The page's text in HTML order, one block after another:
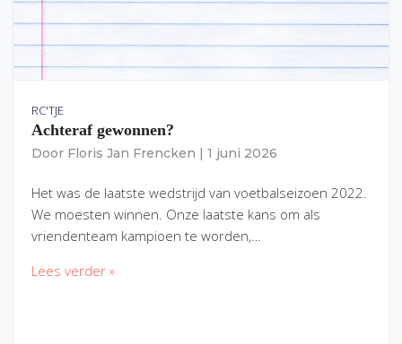
RC'TJE
Achteraf gewonnen?
Door Floris Jan Frencken 1 juni 2026
Het was de laatste wedstrijd van voetbalseizoen 2022.
We moesten winnen. Onze laatste kans om als
vriendenteam kampioen te worden,…
Lees verder »